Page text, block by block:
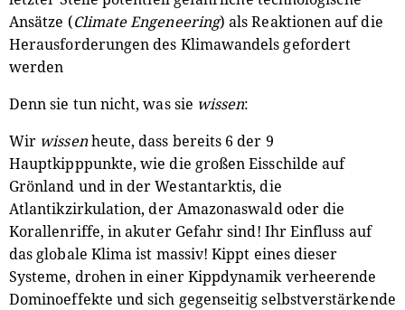
Ansätze (Climate Engeneering) als Reaktionen auf die
Herausforderungen des Klimawandels gefordert
werden
Denn sie tun nicht, was sie wissen:
Wir wissenheute, dass bereits 6 der 9
Hauptkipppunkte, wie die großen Eisschilde auf
Grönland und in der Westantarktis, die
Atlantikzirkulation, der Amazonaswald oder die
Korallenriffe, in akuter Gefahr sind! Ihr Einfluss auf
das globale Klima ist massiv! Kippt eines dieser
Systeme, drohen in einer Kippdynamik verheerende
Dominoeffekte und sich gegenseitig selbstverstärkende